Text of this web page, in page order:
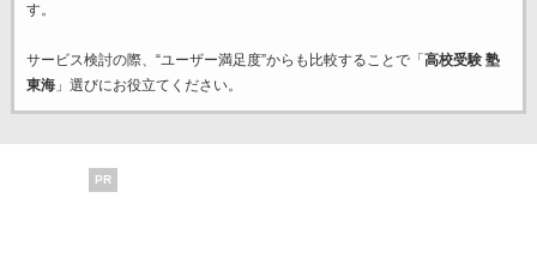
す。
サービス検討の際、“ユーザー満足度”からも比較することで「 高校受験 塾
東海」選びにお役立てください。
PR